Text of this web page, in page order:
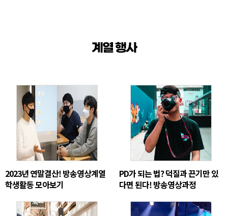
계열 행사
2023년 연말결산! 방송영상계열
학생활동 모아보기
PD가 되는 법? 덕질과 끈기만 있
다면 된다! 방송영상과정